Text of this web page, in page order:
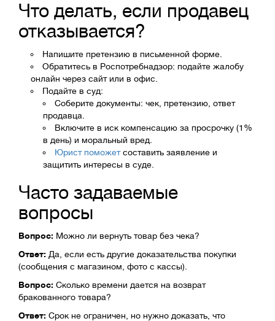
Что делать, если продавец
отказывается?
Напишите претензию в письменной форме.
Обратитесь в Роспотребнадзор: подайте жалобу
онлайн через сайт или в офис.
Подайте в суд:
Соберите документы: чек, претензию, ответ
продавца.
Включите в иск компенсацию за просрочку (1%
в день) и моральный вред.
Юрист поможетсоставить заявление и
защитить интересы в суде.
Часто задаваемые
вопросы
Вопрос: Можно ли вернуть товар без чека?
Ответ: Да, если есть другие доказательства покупки
(сообщения с магазином, фото с кассы).
Вопрос: Сколько времени дается на возврат
бракованного товара?
Ответ: Срок не ограничен, но нужно доказать, что